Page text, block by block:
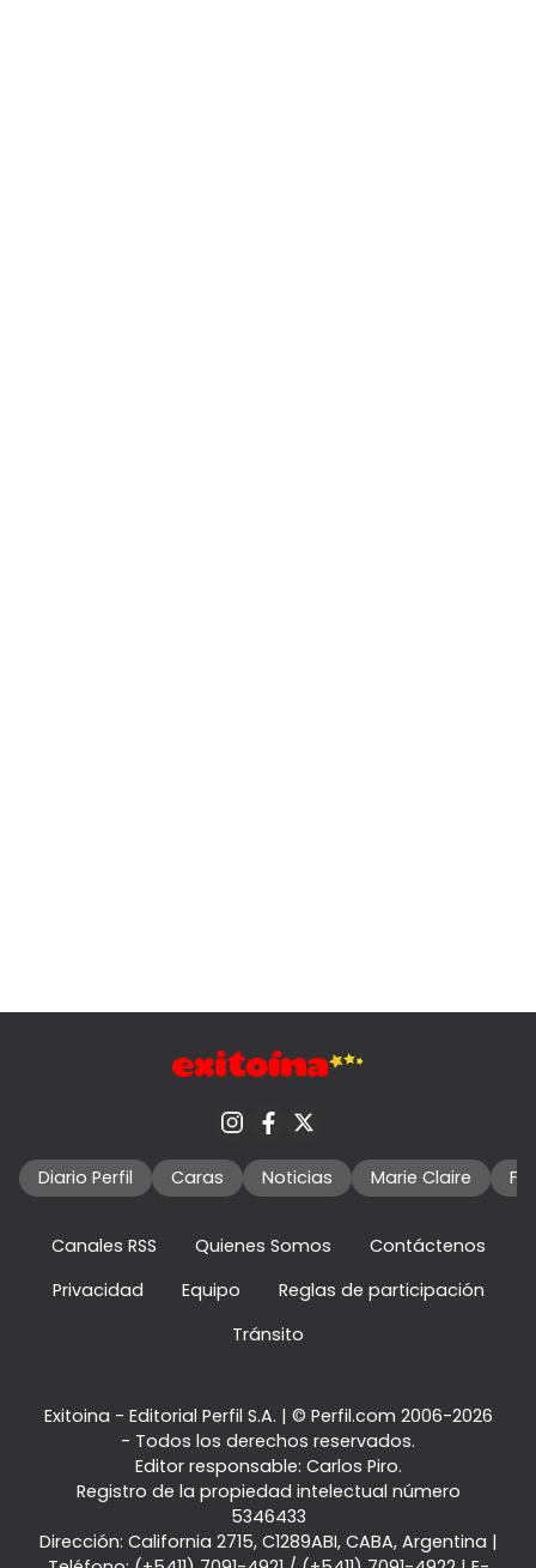
Diario Perfil Caras Noticias Marie Claire
Canales RSS Quienes Somos
Contáctenos
Privacidad
Equipo
Reglas de participación
Tránsito
Exitoina - Editorial Perfil S.A. | © Perfil.com 2006-2026
- Todos los derechos reservados.
Editor responsable: Carlos Piro.
Registro de la propiedad intelectual número
5346433
Dirección: California 2715, C1289ABI, CABA, Argentina |